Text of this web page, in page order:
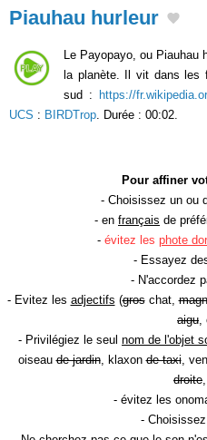
Piauhau hurleur
Le Payopayo, ou Piauhau
la planète. Il vit dans les
sud : https://
UCS : BIRDTrop . Durée : 00:02.
Pour affiner
- Choisissez un ou
- en français de
- évitez les phote
- Essayez
- N'accordez
- Evitez les adjectifs (groschat,
aigu
- Privilégiez le seul nom de l'objet
oiseaude jardin, klaxonde taxi,
droite
- évitez les
-